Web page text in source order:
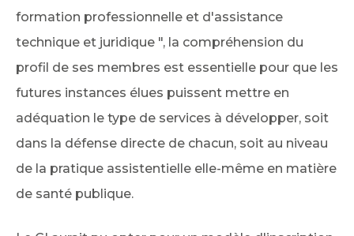
formation professionnelle et d'assistance
technique et juridique ", la compréhension du
profil de ses membres est essentielle pour que les
futures instances élues puissent mettre en
adéquation le type de services à développer, soit
dans la défense directe de chacun, soit au niveau
de la pratique assistentielle elle-même en matière
de santé publique.